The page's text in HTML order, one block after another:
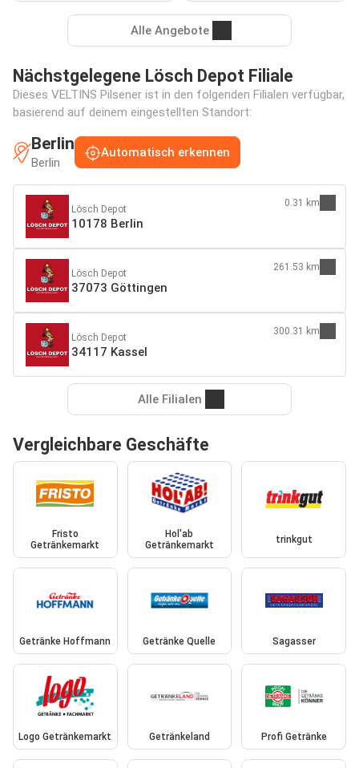
Alle Angebote
Nächstgelegene Lösch Depot Filiale
Dieses VELTINS Pilsener ist in den folgenden Filialen verfügbar,
basierend auf deinem eingestellten Standort:
Berlin
Berlin
Automatisch erkennen
Lösch Depot
10178 Berlin
0.31 km
Lösch Depot
37073 Göttingen
261.53 km
Lösch Depot
34117 Kassel
300.31 km
Alle Filialen
Vergleichbare Geschäfte
Fristo
Getränkemarkt
Hol'ab
Getränkemarkt
trinkgut
Getränke Hoffmann Getränke Quelle Sagasser
Logo Getränkemarkt Getränkeland Profi Getränke